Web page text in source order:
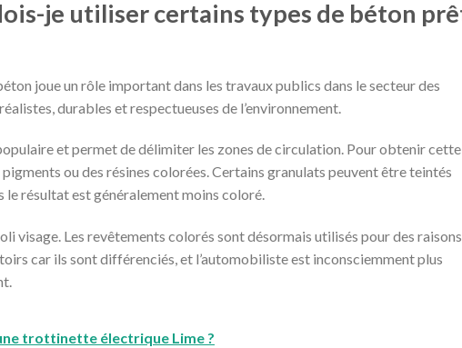
je utiliser certains types de béton
joue un rôle important dans les travaux publics dans le secteur des
durables et respectueuses de l’environnement.
et permet de délimiter les zones de circulation. Pour obtenir cette
ou des résines colorées. Certains granulats peuvent être teintés
le résultat est généralement moins coloré.
visage. Les revêtements colorés sont désormais utilisés pour des
car ils sont différenciés, et l’automobiliste est inconsciemment plus
trottinette électrique Lime ?